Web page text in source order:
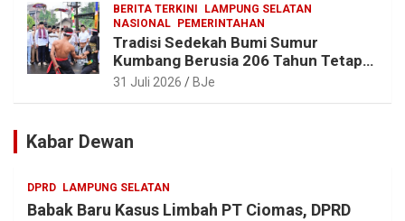
BERITA TERKINI
LAMPUNG SELATAN
NASIONAL PEMERINTAHAN
Tradisi Sedekah Bumi Sumur
Kumbang Berusia 206 Tahun Tetap
Lestari, Bupati Egi Ajak Generasi
31 Juli 2026 BJe
Kabar Dewan
DPRD LAMPUNG SELATAN
Babak Baru Kasus Limbah PT Ciomas, DPRD